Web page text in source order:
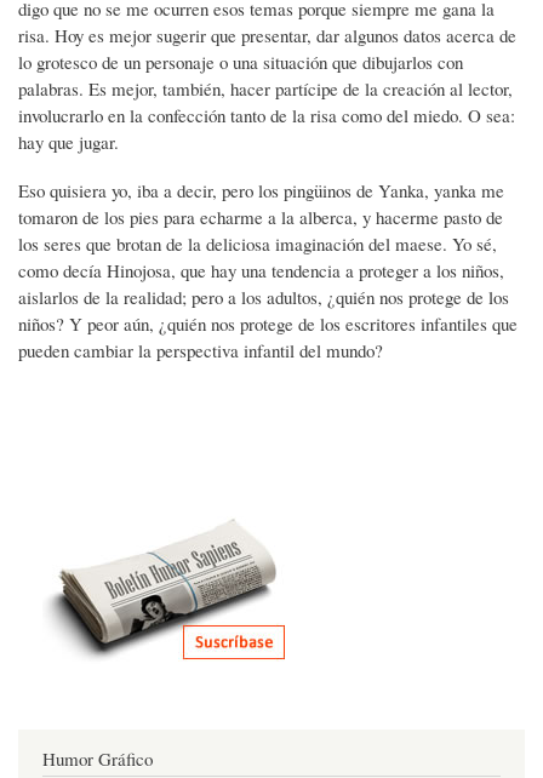
digo que no se me ocurren esos temas porque siempre me gana la
risa. Hoy es mejor sugerir que presentar, dar algunos datos acerca de
lo grotesco de un personaje o una situación que dibujarlos con
palabras. Es mejor, también, hacer partícipe de la creación al lector,
involucrarlo en la confección tanto de la risa como del miedo. O sea:
hay que jugar.
Eso quisiera yo, iba a decir, pero los pingüinos de Yanka, yanka me
tomaron de los pies para echarme a la alberca, y hacerme pasto de
los seres que brotan de la deliciosa imaginación del maese. Yo sé,
como decía Hinojosa, que hay una tendencia a proteger a los niños,
aislarlos de la realidad; pero a los adultos, ¿quién nos protege de los
niños? Y peor aún, ¿quién nos protege de los escritores infantiles que
pueden cambiar la perspectiva infantil del mundo?
Humor Gráfico